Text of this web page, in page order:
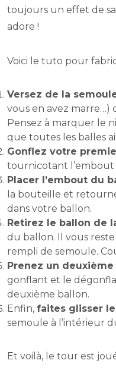
toujours un effet de
adore !
Voici le tuto pour
Versez de la
vous en avez marre…)
Pensez à marquer le
que toutes les balles
Gonflez votre
tournicotant l’embout
Placer l’embout du
la bouteille et
dans votre ballon.
Retirez le ballon de
du ballon. Il vous
rempli de semoule.
Prenez un deuxième
gonflant et le
deuxième ballon.
Enfin, faites glisser
semoule à l’intérieur
Et voilà, le tour est